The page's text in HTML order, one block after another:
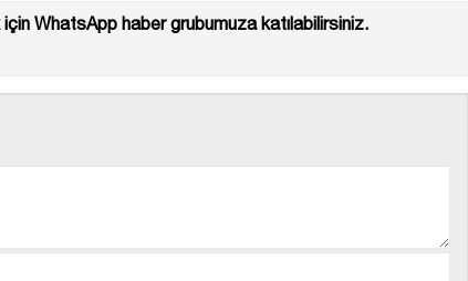
WhatsApp haber grubumuza katılabilirsiniz.